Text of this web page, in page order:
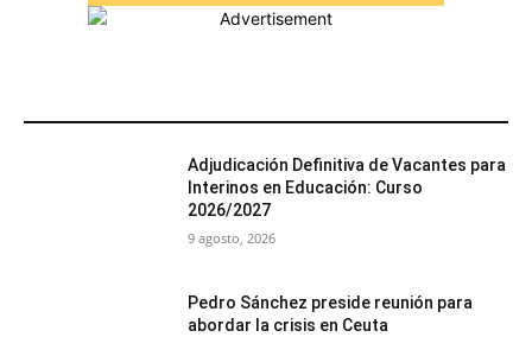
Adjudicación Definitiva de Vacantes para
Interinos en Educación: Curso
2026/2027
9 agosto, 2026
Pedro Sánchez preside reunión para
abordar la crisis en Ceuta